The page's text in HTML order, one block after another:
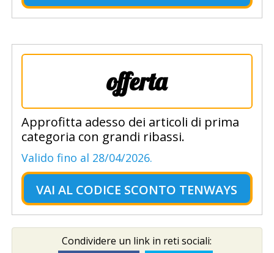
offerta
Approfitta adesso dei articoli di prima
categoria con grandi ribassi.
Valido fino al 28/04/2026.
VAI AL CODICE SCONTO TENWAYS
Condividere un link in reti sociali: